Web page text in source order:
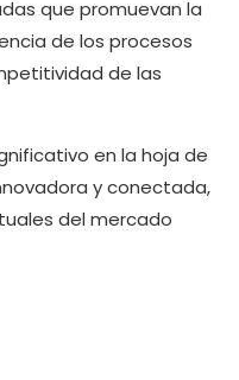
que promuevan la
de los procesos
de las
en la hoja de
y conectada,
del mercado